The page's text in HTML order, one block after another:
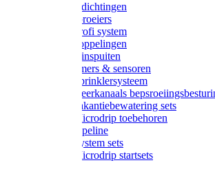
Gardena afdichtingen
Gardena sproeiers
Gardena Profi system
Gardena koppelingen
Gardena tuinspuiten
Gardena timers & sensoren
Gardena Sprinklersysteem
Gardena meerkanaals
Gardena vakantiebewatering sets
Gardena Microdrip toebehoren
Gardena Pipeline
Gardena System sets
Gardena Microdrip startsets